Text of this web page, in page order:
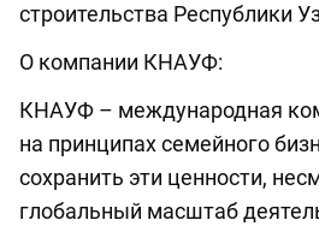
строительства Республики
О компании КНАУФ:
КНАУФ – международная
на принципах семейного
сохранить эти ценности,
глобальный масштаб